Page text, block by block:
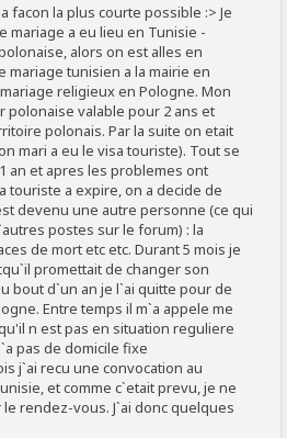
facon la plus courte possible :> Je
mariage a eu lieu en Tunisie -
alors on est alles en
tunisien a la mairie en
religieux en Pologne. Mon
polonaise valable pour 2 ans et
polonais. Par la suite on etait
mari a eu le visa touriste). Tout se
an et apres les problemes ont
touriste a expire, on a decide de
devenu une autre personne (ce qui
postes sur le forum) : la
de mort etc etc. Durant 5 mois je
promettait de changer son
bout d`un an je l`ai quitte pour de
Entre temps il m`a appele me
n est pas en situation reguliere
pas de domicile fixe
j`ai recu une convocation au
et comme c`etait prevu, je ne
rendez-vous. J`ai donc quelques